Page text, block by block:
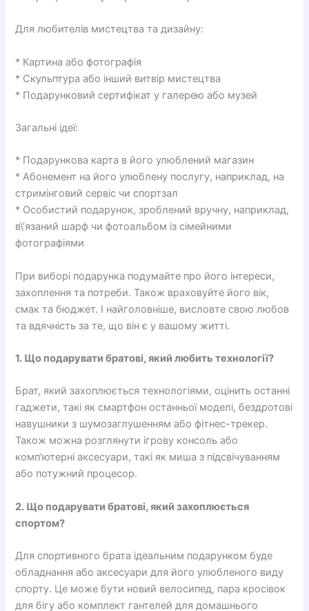
Для любителів мистецтва та дизайну:
* Картина або фотографія
* Скульптура або інший витвір мистецтва
* Подарунковий сертифікат у галерею або музей
Загальні ідеї:
* Подарункова карта в його улюблений магазин
* Абонемент на його улюблену послугу, наприклад, на
стримінговий сервіс чи спортзал
* Особистий подарунок, зроблений вручну, наприклад,
в\’язаний шарф чи фотоальбом із сімейними
фотографіями
При виборі подарунка подумайте про його інтереси,
захоплення та потреби. Також враховуйте його вік,
смак та бюджет. І найголовніше, висловте свою любов
та вдячність за те, що він є у вашому житті.
1. Що подарувати братові, який любить технології?
Брат, який захоплюється технологіями, оцінить останні
гаджети, такі як смартфон останньої моделі, бездротові
навушники з шумозаглушенням або фітнес-трекер.
Також можна розглянути ігрову консоль або
комп'ютерні аксесуари, такі як миша з підсвічуванням
або потужний процесор.
2. Що подарувати братові, який захоплюється
спортом?
Для спортивного брата ідеальним подарунком буде
обладнання або аксесуари для його улюбленого виду
спорту. Це може бути новий велосипед, пара кросівок
для бігу або комплект гантелей для домашнього